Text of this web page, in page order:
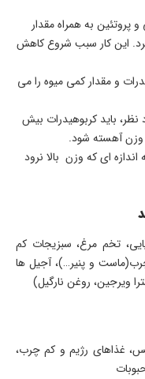
پروتئین به همراه مقدار
این کار سبب شروع کاهش
و مقدار کمی میوه را می
باید کربوهیدرات بیش
وزن آهسته شود.
ای که وزن بالا نرود
تخم مرغ، سبزیجات کم
و پنیر…)، آجیل ها
ویرجین، روغن نارگیل)
غذاهای رژیم و کم چرب،